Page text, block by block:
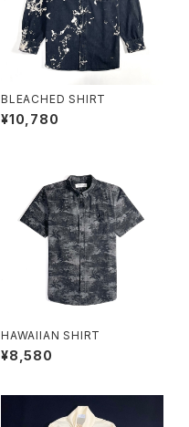
BLEACHED SHIRT
¥10,780
HAWAIIAN SHIRT
¥8,580